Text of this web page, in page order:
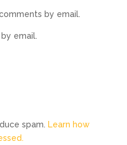
by email.
email.
spam.
Learn how